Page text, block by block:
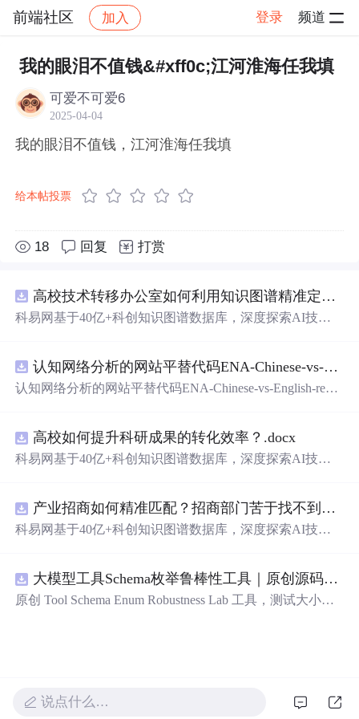
前端社区 加入 登录 频道
社区 前端社区 感慨 帖子详情
我的眼泪不值钱&#xff0c;江河淮海任我填
可爱不可爱6
2025-04-04
我的眼泪不值钱，江河淮海任我填
给本帖投票
18 回复 打赏
高校技术转移办公室如何利用知识图谱精准定位产业需求与技术适配点？.docx
科易网基于40亿+科创知识图谱数据库，深度探索AI技术
新领域的AI+数智化解决方案，推动科技创新与产业创新
智能化发展。
认知网络分析的网站平替代码ENA-Chinese-vs-English-reproducible.zip
认知网络分析的网站平替代码ENA-Chinese-vs-English-repro
高校如何提升科研成果的转化效率？.docx
科易网基于40亿+科创知识图谱数据库，深度探索AI技术
新领域的AI+数智化解决方案，推动科技创新与产业创新
智能化发展。
产业招商如何精准匹配？招商部门苦于找不到符合产业链补链强链方向的目标企业怎么办？.docx
科易网基于40亿+科创知识图谱数据库，深度探索AI技术
新领域的AI+数智化解决方案，推动科技创新与产业创新
智能化发展。
大模型工具Schema枚举鲁棒性工具｜原创源码+测试+离线报告
原创 Tool Schema Enum Robustness Lab 工具，测试大小
热点产品或开源项目源码、Logo、官方截图、论文、生产
说点什么…